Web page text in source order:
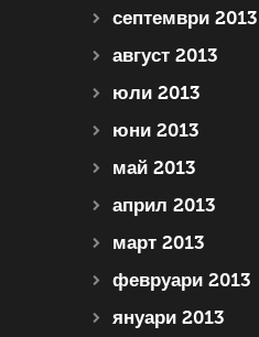
септември 2013
август 2013
юли 2013
юни 2013
май 2013
април 2013
март 2013
февруари 2013
януари 2013